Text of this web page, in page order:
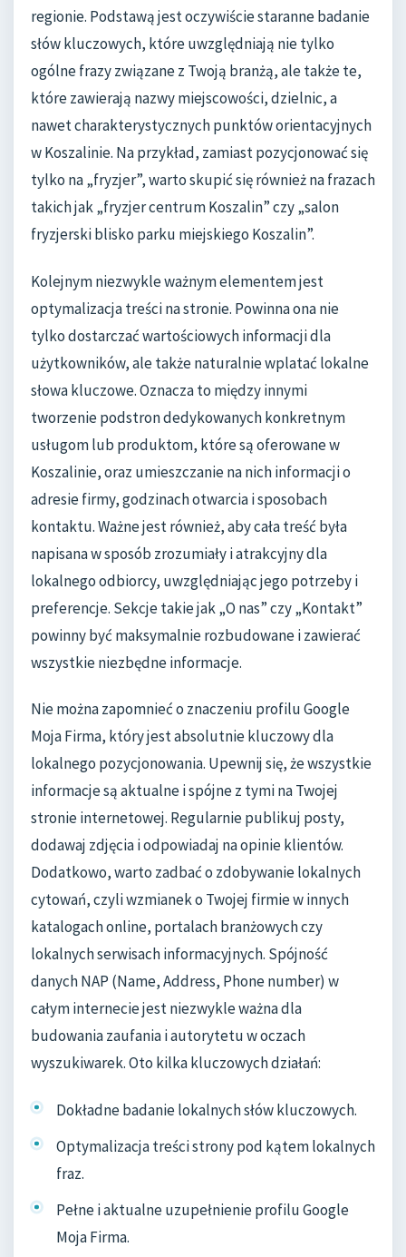
regionie. Podstawą jest oczywiście staranne badanie
słów kluczowych, które uwzględniają nie tylko
ogólne frazy związane z Twoją branżą, ale także te,
które zawierają nazwy miejscowości, dzielnic, a
nawet charakterystycznych punktów orientacyjnych
w Koszalinie. Na przykład, zamiast pozycjonować się
tylko na „fryzjer”, warto skupić się również na frazach
takich jak „fryzjer centrum Koszalin” czy „salon
fryzjerski blisko parku miejskiego Koszalin”.
Kolejnym niezwykle ważnym elementem jest
optymalizacja treści na stronie. Powinna ona nie
tylko dostarczać wartościowych informacji dla
użytkowników, ale także naturalnie wplatać lokalne
słowa kluczowe. Oznacza to między innymi
tworzenie podstron dedykowanych konkretnym
usługom lub produktom, które są oferowane w
Koszalinie, oraz umieszczanie na nich informacji o
adresie firmy, godzinach otwarcia i sposobach
kontaktu. Ważne jest również, aby cała treść była
napisana w sposób zrozumiały i atrakcyjny dla
lokalnego odbiorcy, uwzględniając jego potrzeby i
preferencje. Sekcje takie jak „O nas” czy „Kontakt”
powinny być maksymalnie rozbudowane i zawierać
wszystkie niezbędne informacje.
Nie można zapomnieć o znaczeniu profilu Google
Moja Firma, który jest absolutnie kluczowy dla
lokalnego pozycjonowania. Upewnij się, że wszystkie
informacje są aktualne i spójne z tymi na Twojej
stronie internetowej. Regularnie publikuj posty,
dodawaj zdjęcia i odpowiadaj na opinie klientów.
Dodatkowo, warto zadbać o zdobywanie lokalnych
cytowań, czyli wzmianek o Twojej firmie w innych
katalogach online, portalach branżowych czy
lokalnych serwisach informacyjnych. Spójność
danych NAP (Name, Address, Phone number) w
całym internecie jest niezwykle ważna dla
budowania zaufania i autorytetu w oczach
wyszukiwarek. Oto kilka kluczowych działań:
Dokładne badanie lokalnych słów kluczowych.
Optymalizacja treści strony pod kątem lokalnych
fraz.
Pełne i aktualne uzupełnienie profilu Google
Moja Firma.